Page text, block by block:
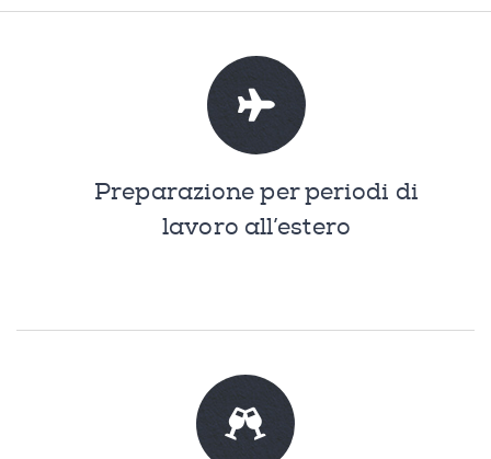
Preparazione per periodi di
lavoro all’estero